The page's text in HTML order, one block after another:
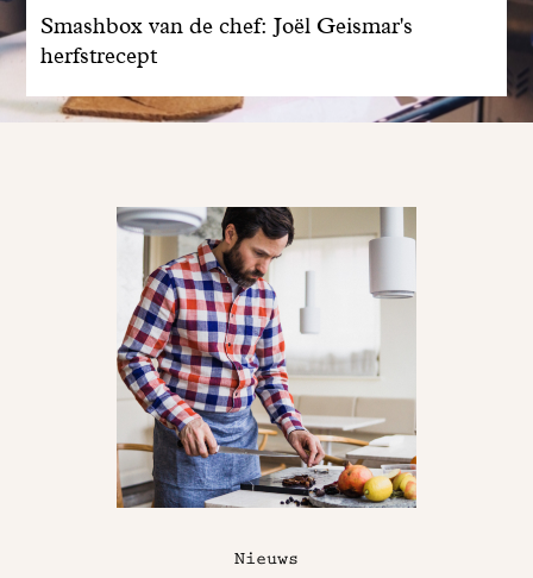
Smashbox van de chef: Joël Geismar's
herfstrecept
Nieuws